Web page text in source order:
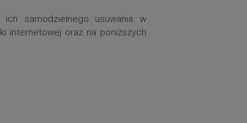
samodzielnego usuwania w
internetowej oraz na poniższych